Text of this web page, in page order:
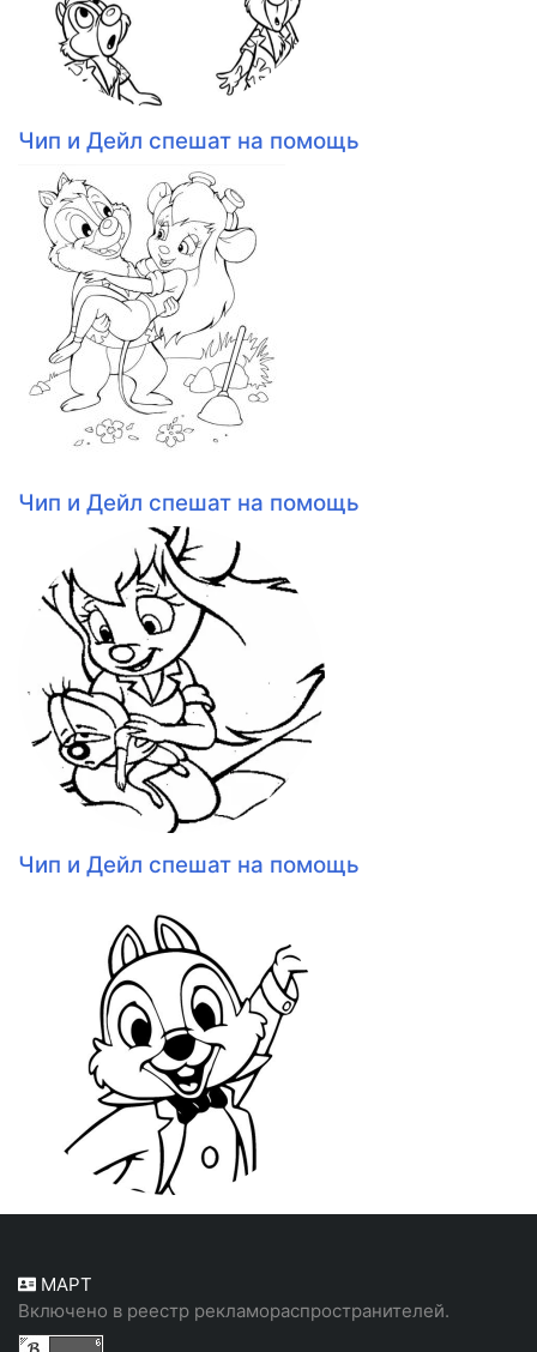
Чип и Дейл спешат на помощь
Чип и Дейл спешат на помощь
Чип и Дейл спешат на помощь
МАРТ
Включено в реестр рекламораспространителей.